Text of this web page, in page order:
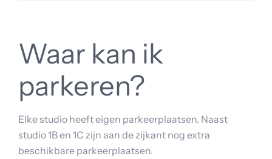
Bereikbaarheid
Contact
Waar kan ik
parkeren?
Elke studio heeft eigen parkeerplaatsen. Naast
studio 1B en 1C zijn aan de zijkant nog extra
beschikbare parkeerplaatsen.